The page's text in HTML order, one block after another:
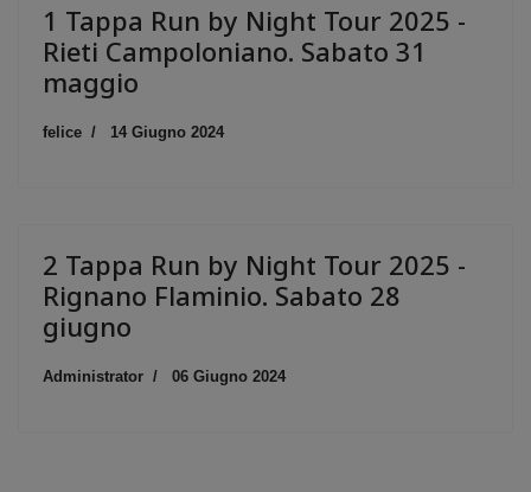
1 Tappa Run by Night Tour 2025 -
Rieti Campoloniano. Sabato 31
maggio
felice 14 Giugno 2024
2 Tappa Run by Night Tour 2025 -
Rignano Flaminio. Sabato 28
giugno
Administrator 06 Giugno 2024